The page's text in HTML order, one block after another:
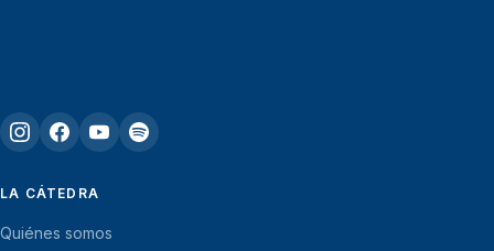
LA CÁTEDRA
Quiénes somos